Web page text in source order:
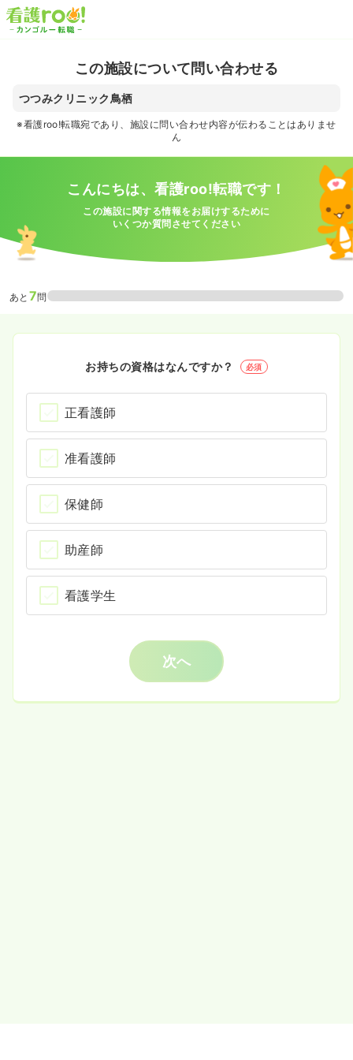
この施設について問い合わせる
つつみクリニック鳥栖
※看護roo!転職宛であり、施設に問い合わせ内容が伝わることはありませ
ん
こんにちは、看護roo!転職です！
この施設に関する情報をお届けするために
いくつか質問させてください
あと 7問
お持ちの資格はなんですか？ 必須
正看護師
准看護師
保健師
助産師
看護学生
次へ